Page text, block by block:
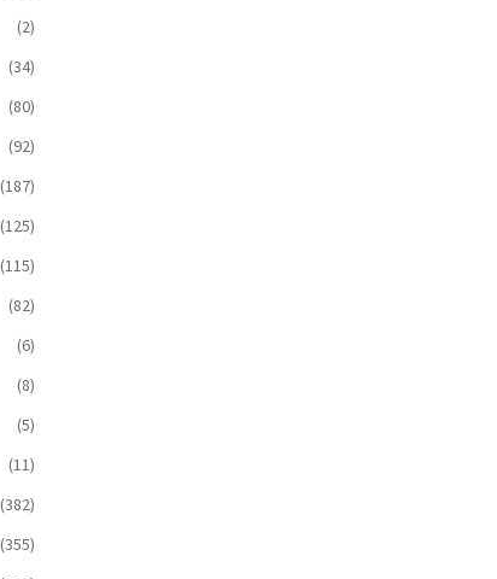
(2)
(34)
(80)
(92)
(187)
(125)
(115)
(82)
(6)
(8)
(5)
(11)
(382)
(355)